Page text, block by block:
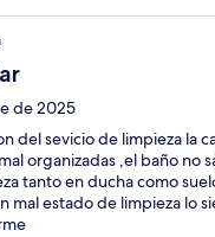
d’un hôtel tout court. Salle
petits pains encore dans
part des yaourts Danone et
semblaient avoir
un resto à moins d’aller
bien ! Dommage, après
de 2025
del sevicio de limpieza la
organizadas ,el baño no
tanto en ducha como
mal estado de limpieza lo